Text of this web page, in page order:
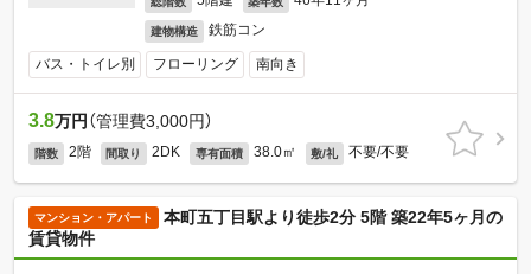
建物構造 鉄筋コン
バス・トイレ別 フローリング 南向き
3.8万円 （管理費3,000円）
階数 2階 間取り 2DK 専有面積 38.0㎡ 敷/礼 不要/不要
マンション・アパート
本町五丁目駅より徒歩2分 5階 築22年5ヶ月の
賃貸物件